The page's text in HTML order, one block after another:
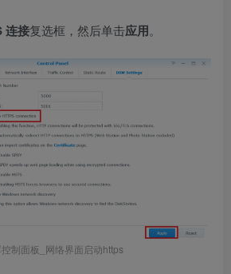
连接复选框，然后单击应用。
制面板_网络界面启动https